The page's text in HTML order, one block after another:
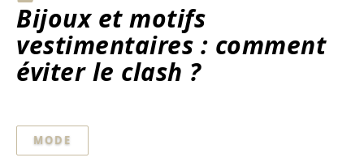
Bijoux et motifs
vestimentaires : comment
éviter le clash ?
MODE